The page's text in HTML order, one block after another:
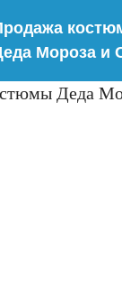
Мороза и
Деда